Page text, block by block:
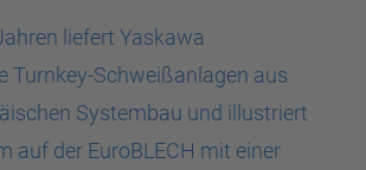
liefert Yaskawa
Turnkey-Schweißanlagen aus
Systembau und illustriert
auf der EuroBLECH mit einer